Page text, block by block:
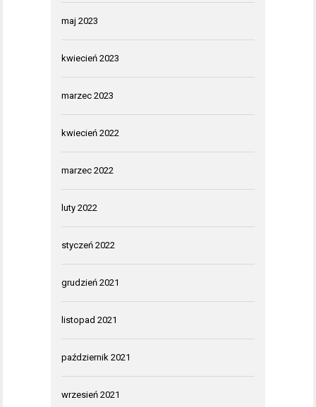
maj 2023
kwiecień 2023
marzec 2023
kwiecień 2022
marzec 2022
luty 2022
styczeń 2022
grudzień 2021
listopad 2021
październik 2021
wrzesień 2021